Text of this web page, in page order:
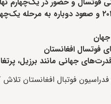
فوتسال افغانستان
جهانی مانند برزیل،
فوتبال افغانستان